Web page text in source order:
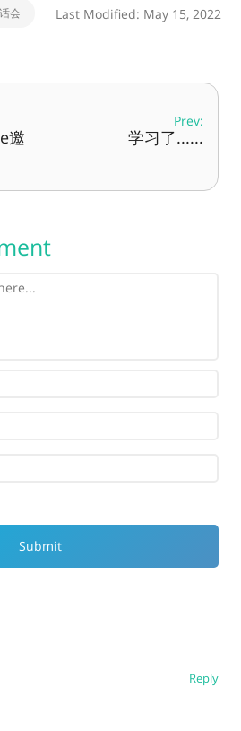
会 Last Modified: May 15, 2022
邀
Prev:
学习了......
Reply